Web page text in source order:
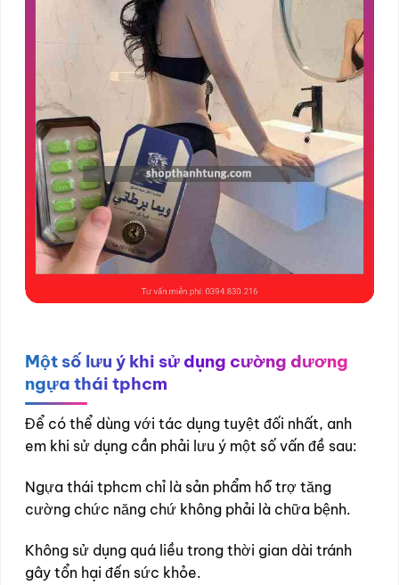
Một số lưu ý khi sử dụng cường dương
ngựa thái tphcm
Để có thể dùng với tác dụng tuyệt đối nhất, anh
em khi sử dụng cần phải lưu ý một số vấn đề sau:
Ngựa thái tphcm chỉ là sản phẩm hỗ trợ tăng
cường chức năng chứ không phải là chữa bệnh.
Không sử dụng quá liều trong thời gian dài tránh
gây tổn hại đến sức khỏe.